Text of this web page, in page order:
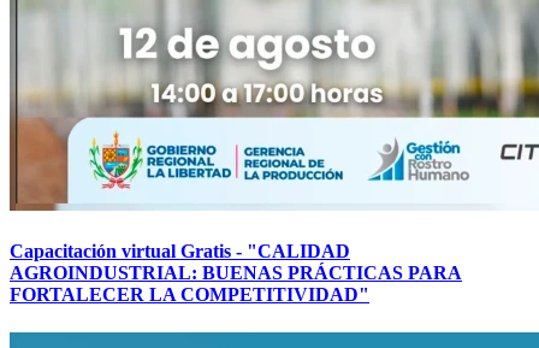
Capacitación virtual Gratis - "CALIDAD
AGROINDUSTRIAL: BUENAS PRÁCTICAS PARA
FORTALECER LA COMPETITIVIDAD"